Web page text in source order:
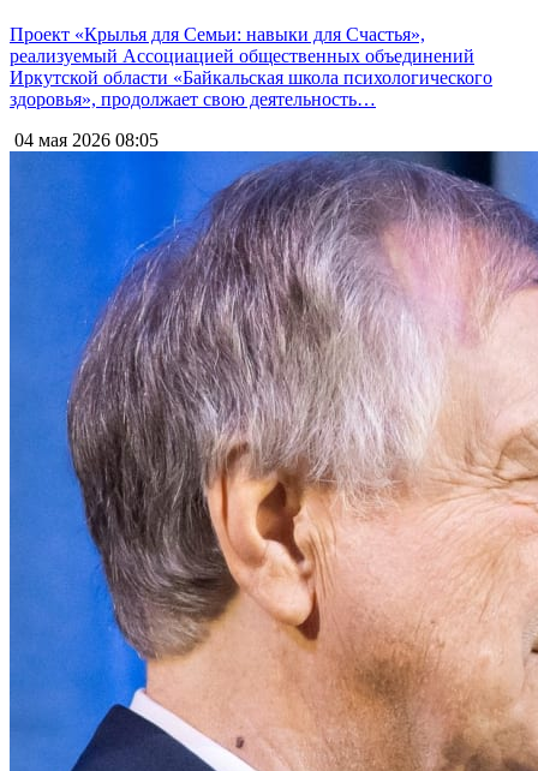
Проект «Крылья для Семьи: навыки для Счастья»,
реализуемый Ассоциацией общественных объединений
Иркутской области «Байкальская школа психологического
здоровья», продолжает свою деятельность…
04 мая 2026 08:05